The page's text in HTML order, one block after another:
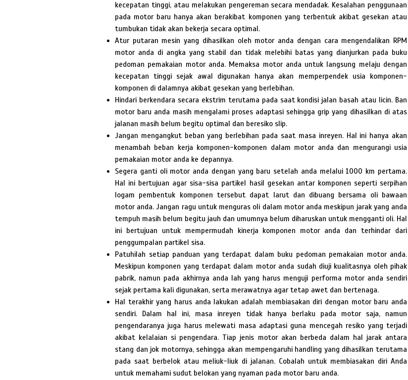
kecepatan tinggi, atau melakukan pengereman secara mendadak. Kesalahan penggunaan
pada motor baru hanya akan berakibat komponen yang terbentuk akibat gesekan atau
tumbukan tidak akan bekerja secara optimal.
Atur putaran mesin yang dihasilkan oleh motor anda dengan cara mengendalikan RPM
motor anda di angka yang stabil dan tidak melebihi batas yang dianjurkan pada buku
pedoman pemakaian motor anda. Memaksa motor anda untuk langsung melaju dengan
kecepatan tinggi sejak awal digunakan hanya akan memperpendek usia komponen-
komponen di dalamnya akibat gesekan yang berlebihan.
Hindari berkendara secara ekstrim terutama pada saat kondisi jalan basah atau licin. Ban
motor baru anda masih mengalami proses adaptasi sehingga grip yang dihasilkan di atas
jalanan masih belum begitu optimal dan beresiko slip.
Jangan mengangkut beban yang berlebihan pada saat masa inreyen. Hal ini hanya akan
menambah beban kerja komponen-komponen dalam motor anda dan mengurangi usia
pemakaian motor anda ke depannya.
Segera ganti oli motor anda dengan yang baru setelah anda melalui 1000 km pertama.
Hal ini bertujuan agar sisa-sisa partikel hasil gesekan antar komponen seperti serpihan
logam pembentuk komponen tersebut dapat larut dan dibuang bersama oli bawaan
motor anda. Jangan ragu untuk menguras oli dalam motor anda meskipun jarak yang anda
tempuh masih belum begitu jauh dan umumnya belum diharuskan untuk mengganti oli. Hal
ini bertujuan untuk mempermudah kinerja komponen motor anda dan terhindar dari
penggumpalan partikel sisa.
Patuhilah setiap panduan yang terdapat dalam buku pedoman pemakaian motor anda.
Meskipun komponen yang terdapat dalam motor anda sudah diuji kualitasnya oleh pihak
pabrik, namun pada akhirnya anda lah yang harus menguji performa motor anda sendiri
sejak pertama kali digunakan, serta merawatnya agar tetap awet dan bertenaga.
Hal terakhir yang harus anda lakukan adalah membiasakan diri dengan motor baru anda
sendiri. Dalam hal ini, masa inreyen tidak hanya berlaku pada motor saja, namun
pengendaranya juga harus melewati masa adaptasi guna mencegah resiko yang terjadi
akibat kelalaian si pengendara. Tiap jenis motor akan berbeda dalam hal jarak antara
stang dan jok motornya, sehingga akan mempengaruhi handling yang dihasilkan terutama
pada saat berbelok atau meliuk-liuk di jalanan. Cobalah untuk membiasakan diri Anda
untuk memahami sudut belokan yang nyaman pada motor baru anda.